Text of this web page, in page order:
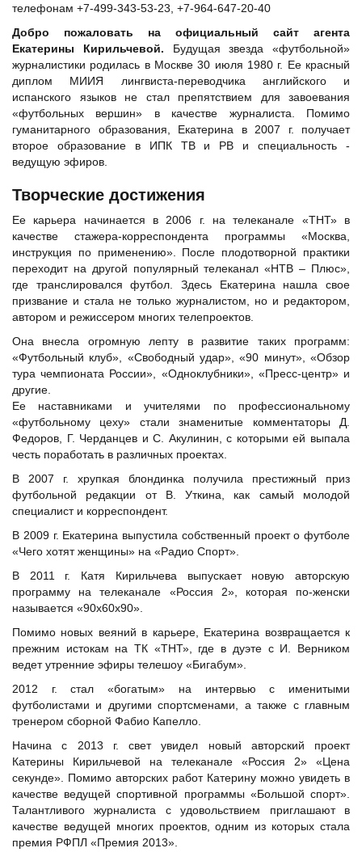
телефонам +7-499-343-53-23, +7-964-647-20-40
Добро пожаловать на официальный сайт агента
Екатерины Кирильчевой. Будущая звезда «футбольной»
журналистики родилась в Москве 30 июля 1980 г. Ее красный
диплом МИИЯ лингвиста-переводчика английского и
испанского языков не стал препятствием для завоевания
«футбольных вершин» в качестве журналиста. Помимо
гуманитарного образования, Екатерина в 2007 г. получает
второе образование в ИПК ТВ и РВ и специальность -
ведущую эфиров.
Творческие достижения
Ее карьера начинается в 2006 г. на телеканале «ТНТ» в
качестве стажера-корреспондента программы «Москва,
инструкция по применению». После плодотворной практики
переходит на другой популярный телеканал «НТВ – Плюс»,
где транслировался футбол. Здесь Екатерина нашла свое
призвание и стала не только журналистом, но и редактором,
автором и режиссером многих телепроектов.
Она внесла огромную лепту в развитие таких программ:
«Футбольный клуб», «Свободный удар», «90 минут», «Обзор
тура чемпионата России», «Одноклубники», «Пресс-центр» и
другие.
Ее наставниками и учителями по профессиональному
«футбольному цеху» стали знаменитые комментаторы Д.
Федоров, Г. Черданцев и С. Акулинин, с которыми ей выпала
честь поработать в различных проектах.
В 2007 г. хрупкая блондинка получила престижный приз
футбольной редакции от В. Уткина , как самый молодой
специалист и корреспондент.
В 2009 г. Екатерина выпустила собственный проект о футболе
«Чего хотят женщины» на «Радио Спорт».
В 2011 г. Катя Кирильчева выпускает новую авторскую
программу на телеканале «Россия 2», которая по-женски
называется «90х60х90».
Помимо новых веяний в карьере, Екатерина возвращается к
прежним истокам на ТК «ТНТ», где в дуэте с И. Верником
ведет утренние эфиры телешоу «Бигабум».
2012 г. стал «богатым» на интервью с именитыми
футболистами и другими спортсменами, а также с главным
тренером сборной Фабио Капелло.
Начина с 2013 г. свет увидел новый авторский проект
Катерины Кирильчевой на телеканале «Россия 2» «Цена
секунде». Помимо авторских работ Катерину можно увидеть в
качестве ведущей спортивной программы «Большой спорт».
Талантливого журналиста с удовольствием приглашают в
качестве ведущей многих проектов, одним из которых стала
премия РФПЛ «Премия 2013».